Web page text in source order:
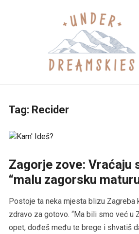
Tag: Recider
Zagorje zove: Vraćaju
“malu zagorsku
Postoje ta neka mjesta blizu Zagreba
zdravo za gotovo. “Ma bili smo već u
opet, dođeš među te brege i shvatiš